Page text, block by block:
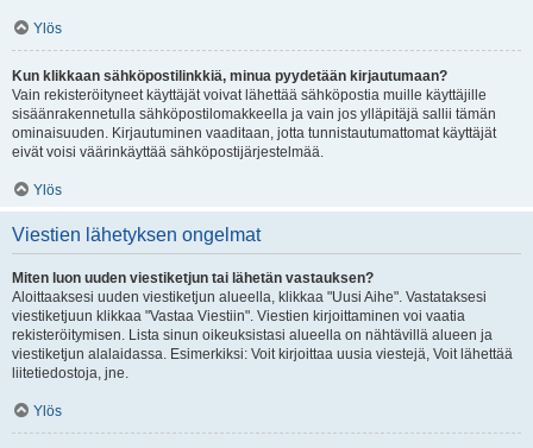
Ylös
Kun klikkaan sähköpostilinkkiä, minua pyydetään kirjautumaan?
Vain rekisteröityneet käyttäjät voivat lähettää sähköpostia muille käyttäjille
sisäänrakennetulla sähköpostilomakkeella ja vain jos ylläpitäjä sallii tämän
ominaisuuden. Kirjautuminen vaaditaan, jotta tunnistautumattomat käyttäjät
eivät voisi väärinkäyttää sähköpostijärjestelmää.
Ylös
Viestien lähetyksen ongelmat
Miten luon uuden viestiketjun tai lähetän vastauksen?
Aloittaaksesi uuden viestiketjun alueella, klikkaa "Uusi Aihe". Vastataksesi
viestiketjuun klikkaa "Vastaa Viestiin". Viestien kirjoittaminen voi vaatia
rekisteröitymisen. Lista sinun oikeuksistasi alueella on nähtävillä alueen ja
viestiketjun alalaidassa. Esimerkiksi: Voit kirjoittaa uusia viestejä, Voit lähettää
liitetiedostoja, jne.
Ylös